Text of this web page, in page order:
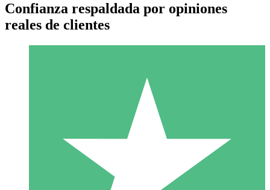
Paquetes de Créditos Individuales
Paga según el uso con créditos de descarga. Sin compromiso
Confianza respaldada por opiniones
reales de clientes